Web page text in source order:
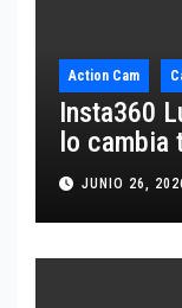
Action Cam
Insta360
lo cambia
JUNIO 26,